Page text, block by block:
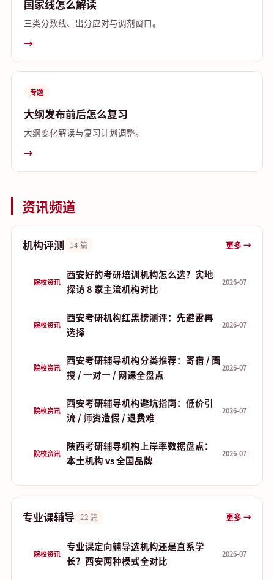
国家线怎么解读
三类分数线、出分应对与调剂窗口。
→
专题
大纲发布前后怎么复习
大纲变化解读与复习计划调整。
→
资讯频道
机构评测 14 篇 更多 →
院校资讯
西安好的考研培训机构怎么选？实地
探访 8 家主流机构对比
2026-07
院校资讯
西安考研机构红黑榜测评：先避雷再
选择
2026-07
院校资讯
西安考研辅导机构分类推荐：寄宿 / 面
授 / 一对一 / 网课全盘点
2026-07
院校资讯
西安考研辅导机构避坑指南：低价引
流 / 师资造假 / 退费难
2026-07
院校资讯
陕西考研辅导机构上岸率数据盘点：
本土机构 vs 全国品牌
2026-07
专业课辅导 22 篇 更多 →
院校资讯
专业课定向辅导选机构还是直系学
长？西安两种模式全对比
2026-07